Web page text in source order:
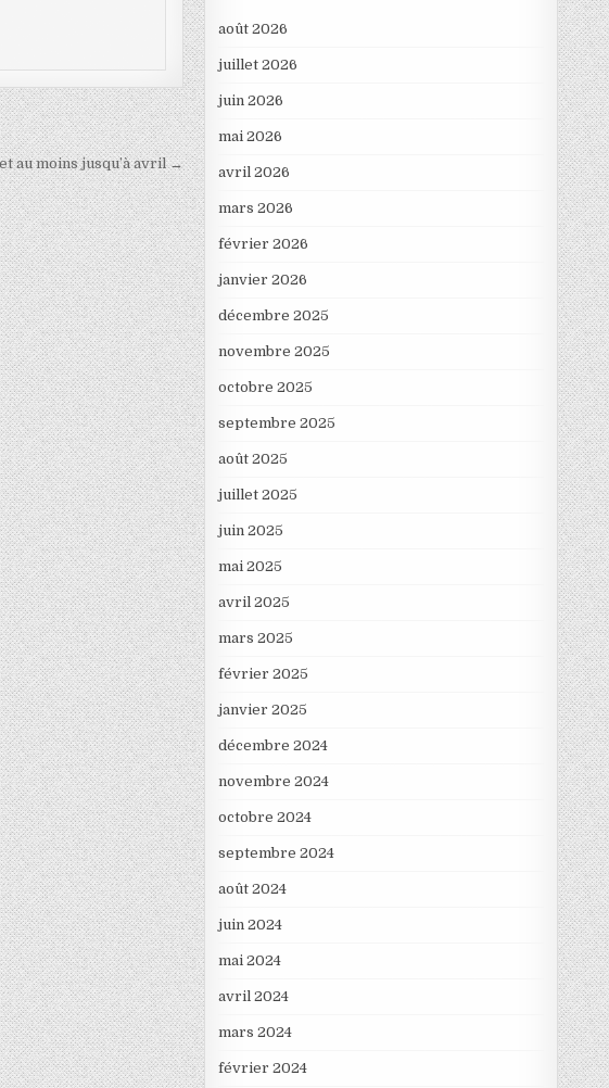
au moins jusqu’à avril →
août 2026
juillet 2026
juin 2026
mai 2026
avril 2026
mars 2026
février 2026
janvier 2026
décembre 2025
novembre 2025
octobre 2025
septembre 2025
août 2025
juillet 2025
juin 2025
mai 2025
avril 2025
mars 2025
février 2025
janvier 2025
décembre 2024
novembre 2024
octobre 2024
septembre 2024
août 2024
juin 2024
mai 2024
avril 2024
mars 2024
février 2024